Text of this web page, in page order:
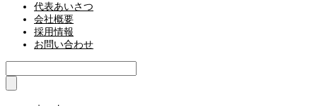
代表あいさつ
会社概要
採用情報
お問い合わせ